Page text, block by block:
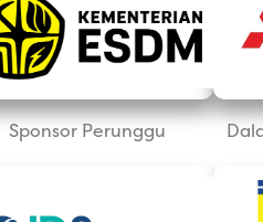
Sponsor Perunggu